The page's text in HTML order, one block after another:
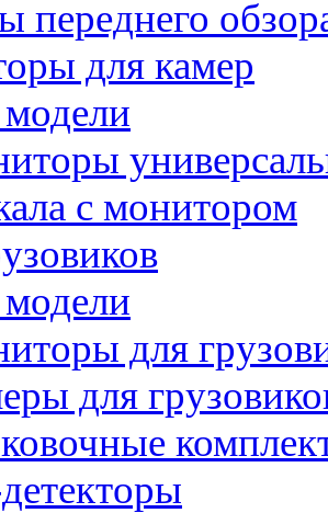
переднего
для камер
с монитором
для
для